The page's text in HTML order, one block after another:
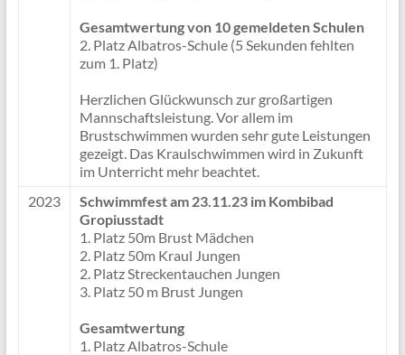
Gesamtwertung von 10 gemeldeten Schulen
2. Platz Albatros-Schule (5 Sekunden fehlten
zum 1. Platz)
Herzlichen Glückwunsch zur großartigen
Mannschaftsleistung. Vor allem im
Brustschwimmen wurden sehr gute Leistungen
gezeigt. Das Kraulschwimmen wird in Zukunft
im Unterricht mehr beachtet.
2023
Schwimmfest am 23.11.23 im Kombibad
Gropiusstadt
1. Platz 50m Brust Mädchen
2. Platz 50m Kraul Jungen
2. Platz Streckentauchen Jungen
3. Platz 50 m Brust Jungen
Gesamtwertung
1. Platz Albatros-Schule